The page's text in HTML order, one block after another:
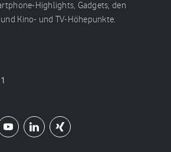
Highlights, Gadgets, den
Kino- und TV-Höhepunkte.